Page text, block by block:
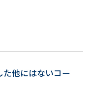
他にはないコー